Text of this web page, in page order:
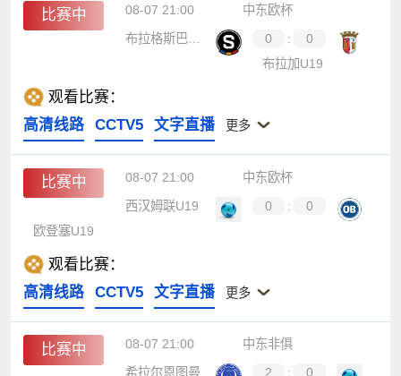
比赛中 08-07 21:00
中东欧杯
布拉格斯巴达U19
0 :
0
布拉加U19
观看比赛：
高清线路
CCTV5 文字直播 更多
比赛中 08-07 21:00
中东欧杯
西汉姆联U19
0 :
0
欧登塞U19
观看比赛：
高清线路
CCTV5 文字直播 更多
比赛中 08-07 21:00
中东非俱
希拉尔恩图曼
2 :
0